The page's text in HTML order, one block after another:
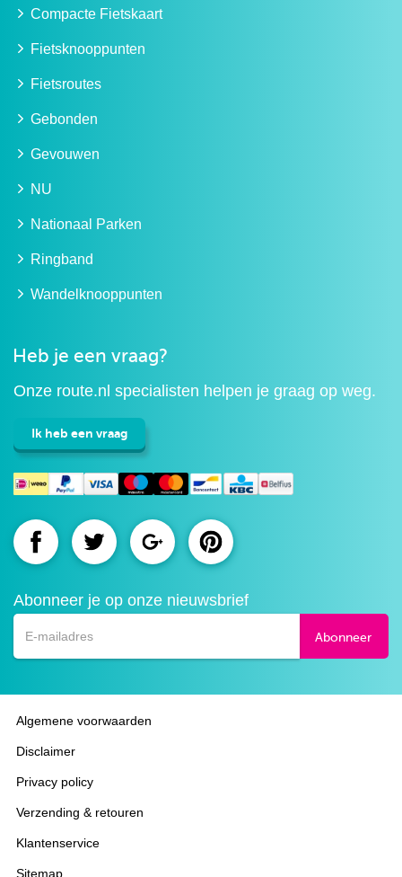
Compacte Fietskaart
Fietsknooppunten
Fietsroutes
Gebonden
Gevouwen
NU
Nationaal Parken
Ringband
Wandelknooppunten
Heb je een vraag?
Onze route.nl specialisten helpen je graag op weg.
Ik heb een vraag
Route.nl
Facebook
Route.nlRoute.nlRoute.nl
Abonneer je op onze nieuwsbrief
Abonneer
Algemene voorwaarden
Disclaimer
Privacy policy
Verzending & retouren
Klantenservice
Sitemap